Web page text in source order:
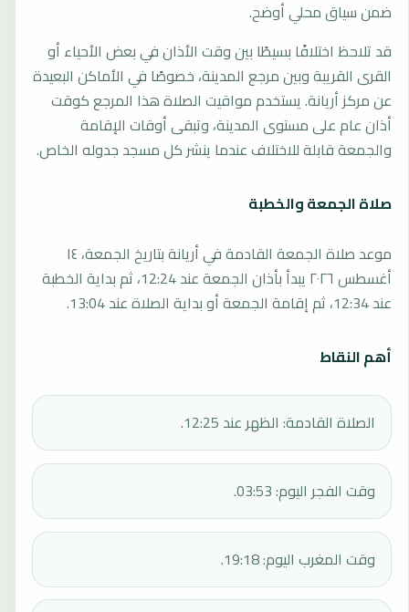
ضمن سياق محلي أوضح.
قد تلاحظ اختلافًا بسيطًا بين وقت الأذان في بعض الأحياء أو
القرى القريبة وبين مرجع المدينة، خصوصًا في الأماكن البعيدة
عن مركز أريانة. يستخدم مواقيت الصلاة هذا المرجع كوقت
أذان عام على مستوى المدينة، وتبقى أوقات الإقامة
والجمعة قابلة للاختلاف عندما ينشر كل مسجد جدوله الخاص.
صلاة الجمعة والخطبة
موعد صلاة الجمعة القادمة في أريانة بتاريخ الجمعة، ١٤
أغسطس ٢٠٢٦ يبدأ بأذان الجمعة عند 12:24، ثم بداية الخطبة
عند 12:34، ثم إقامة الجمعة أو بداية الصلاة عند 13:04.
أهم النقاط
الصلاة القادمة: الظهر عند 12:25.
وقت الفجر اليوم: 03:53.
وقت المغرب اليوم: 19:18.